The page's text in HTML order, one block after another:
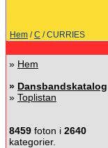
Hem /C / CURRIES
» Hem
» Dansbandskatalog
» Toplistan
8459 foton i 2640
kategorier.